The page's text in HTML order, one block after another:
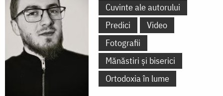
Cuvinte ale autorului
Predici
Video
Fotografii
Mănăstiri și biserici
Ortodoxia în lume